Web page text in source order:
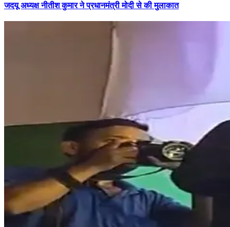
जदयू अध्यक्ष नीतीश कुमार ने प्रधानमंत्री मोदी से की मुलाकात